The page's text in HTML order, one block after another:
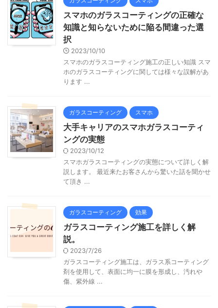
スマホのガラスコーティングの正確な
知識と知らないために陥る間違った選
択
2023/10/10
スマホのガラスコーティング施工の正しい知識 スマ
ホのガラスコーティングに関しては様々な誤解があ
ります ...
ガラスコーティング スマホ
大手キャリアのスマホガラスコーティ
ングの実態
2023/10/12
スマホガラスコーティングの実態について詳しく解
説します。 最近来たお客さんから驚いた話を聞かせ
て頂き ...
ガラスコーティング 効果
ガラスコーティング施工を詳しく解
説。
2023/7/26
ガラスコーティング施工は、ガラス系コーティング
剤を使用して、表面に均一に膜を形成し、汚れや
傷、紫外線 ...